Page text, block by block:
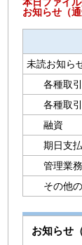
本日ファイ
お知らせ（
未読お知ら
各種取引
各種取引
融資
期日支払
管理業務
その他の
お知らせ